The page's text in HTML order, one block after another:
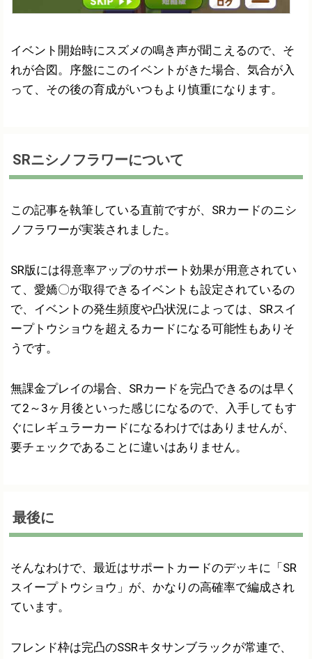
イベント開始時にスズメの鳴き声が聞こえるので、そ
れが合図。序盤にこのイベントがきた場合、気合が入
って、その後の育成がいつもより慎重になります。
SRニシノフラワーについて
この記事を執筆している直前ですが、SRカードのニシ
ノフラワーが実装されました。
SR版には得意率アップのサポート効果が用意されてい
て、愛嬌〇が取得できるイベントも設定されているの
で、イベントの発生頻度や凸状況によっては、SRスイ
ープトウショウを超えるカードになる可能性もありそ
うです。
無課金プレイの場合、SRカードを完凸できるのは早く
て2～3ヶ月後といった感じになるので、入手してもす
ぐにレギュラーカードになるわけではありませんが、
要チェックであることに違いはありません。
最後に
そんなわけで、最近はサポートカードのデッキに「SR
スイープトウショウ」が、かなりの高確率で編成され
ています。
フレンド枠は完凸のSSRキタサンブラックが常連で、